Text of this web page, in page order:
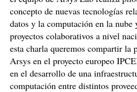
concepto de nuevas tecnologías
datos y la computación en la nube
proyectos colaborativos a nivel
esta charla queremos compartir la
Arsys en el proyecto europeo
en el desarrollo de una
computación entre distintos